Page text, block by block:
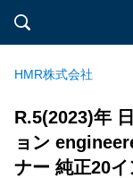
HMR株式会社
R.5(2023)年
ョン
ナー 純正20